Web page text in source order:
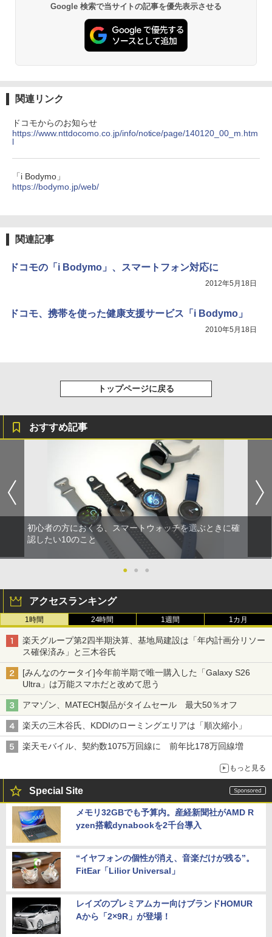
Google 検索で当サイトの記事を優先表示させる
関連リンク
ドコモからのお知らせ
https://www.nttdocomo.co.jp/info/notice/page/140120_00_m.htm
l
「i Bodymo」
https://bodymo.jp/web/
関連記事
ドコモの「i Bodymo」、スマートフォン対応に
2012年5月18日
ドコモ、携帯を使った健康支援サービス「i Bodymo」
2010年5月18日
トップページに戻る
おすすめ記事
初心者の方におくる、スマートウォッチを選ぶときに確
認したい10のこと
● ● ●
アクセスランキング
1時間 24時間 1週間 1カ月
楽天グループ第2四半期決算、基地局建設は「年内計画分リソー
ス確保済み」と三木谷氏
[みんなのケータイ]今年前半期で唯一購入した「Galaxy S26
Ultra」は万能スマホだと改めて思う
アマゾン、MATECH製品がタイムセール 最大50％オフ
楽天の三木谷氏、KDDIのローミングエリアは「順次縮小」
楽天モバイル、契約数1075万回線に 前年比178万回線増
もっと見る
Special Site
メモリ32GBでも予算内。産経新聞社がAMD R
yzen搭載dynabookを2千台導入
“イヤフォンの個性が消え、音楽だけが残る”。
FitEar「Lilior Universal」
レイズのプレミアムカー向けブランドHOMUR
Aから「2×9R」が登場！